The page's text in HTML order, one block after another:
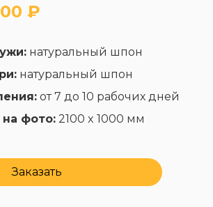
₽
натуральный шпон
натуральный шпон
от 7 до 10 рабочих дней
фото: 2100 x 1000 мм
Заказать